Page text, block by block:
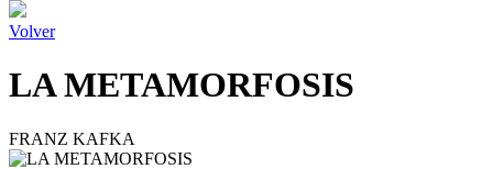
Volver
LA METAMORFOSIS
FRANZ KAFKA